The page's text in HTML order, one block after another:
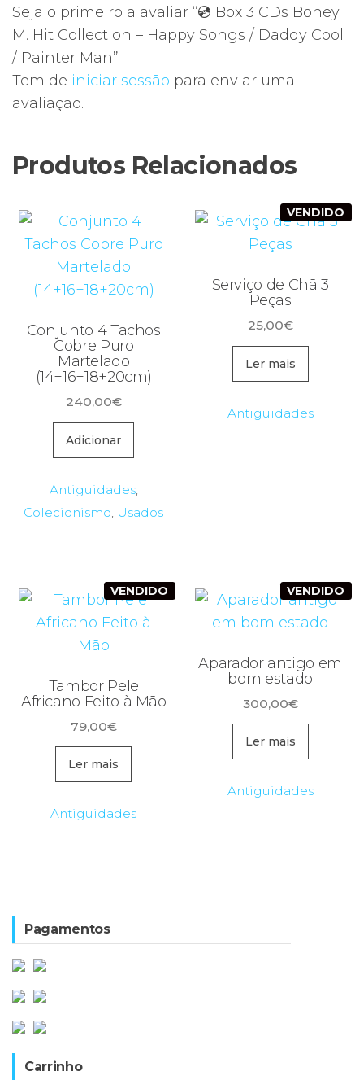
Seja o primeiro a avaliar “💿 Box 3 CDs Boney
M. Hit Collection – Happy Songs / Daddy Cool
/ Painter Man”
Tem de iniciar sessão para enviar uma
avaliação.
Produtos Relacionados
Conjunto 4 Tachos
Cobre Puro
Martelado
(14+16+18+20cm)
240,00€
Adicionar
Antiguidades,
Colecionismo, Usados
VENDIDO
Serviço de Chã 3
Peças
25,00€
Ler mais
Antiguidades
VENDIDO
Tambor Pele
Africano Feito à Mão
79,00€
Ler mais
Antiguidades
VENDIDO
Aparador antigo em
bom estado
300,00€
Ler mais
Antiguidades
Pagamentos
Carrinho